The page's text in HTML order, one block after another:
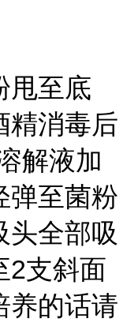
甩至底
精消毒后
解液加
弹至菌粉
头全部吸
2支斜面
养的话请